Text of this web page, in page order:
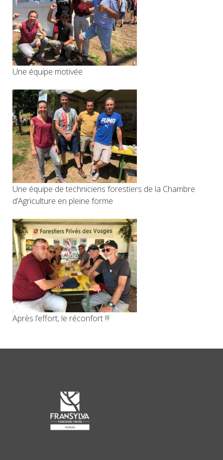
Une équipe motivée
Une équipe de techniciens forestiers de la Chambre
d’Agriculture en pleine forme
Après l’effort, le réconfort !!!